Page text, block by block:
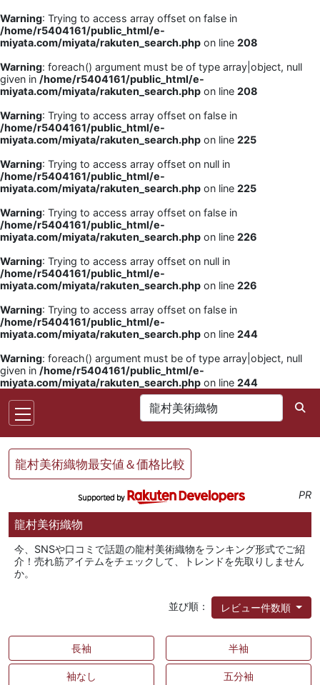
Warning: Trying to access array offset on false in
/home/r5404161/public_html/e-
miyata.com/miyata/rakuten_search.php on line 208
Warning: foreach() argument must be of type array|object, null
given in /home/r5404161/public_html/e-
miyata.com/miyata/rakuten_search.php on line 208
Warning: Trying to access array offset on false in
/home/r5404161/public_html/e-
miyata.com/miyata/rakuten_search.php on line 225
Warning: Trying to access array offset on null in
/home/r5404161/public_html/e-
miyata.com/miyata/rakuten_search.php on line 225
Warning: Trying to access array offset on false in
/home/r5404161/public_html/e-
miyata.com/miyata/rakuten_search.php on line 226
Warning: Trying to access array offset on null in
/home/r5404161/public_html/e-
miyata.com/miyata/rakuten_search.php on line 226
Warning: Trying to access array offset on false in
/home/r5404161/public_html/e-
miyata.com/miyata/rakuten_search.php on line 244
Warning: foreach() argument must be of type array|object, null
given in /home/r5404161/public_html/e-
miyata.com/miyata/rakuten_search.php on line 244
龍村美術織物最安値＆価格比較
PR
龍村美術織物
今、SNSや口コミで話題の龍村美術織物をランキング形式でご紹
介！売れ筋アイテムをチェックして、トレンドを先取りしません
か。
並び順： レビュー件数順
長袖 半袖
袖なし 五分袖